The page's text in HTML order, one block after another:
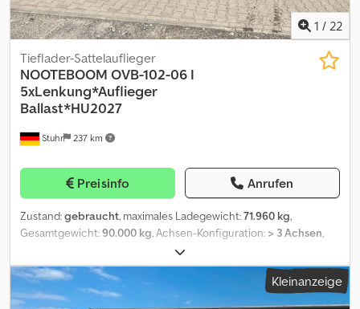
1 / 22
Stuhr 237 km
Tieflader-Sattelauflieger
NOOTEBOOM OVB-102-06 I
5xLenkung*Auflieger
Ballast*HU2027
Preisinfo Anrufen
Zustand:gebraucht, maximales Ladegewicht:71.960 kg,
Gesamtgewicht:90.000 kg, Achsen-Konfiguration: > 3 Achsen,
, Ausstattung:
Gesamtgewicht, technisch möglich 90.000 kg ? 5 Achsen gelenkt
? HU bis Mai 2027 ? Kabelbedienung ? Stützbeine Hydraulisch Alle
Angaben ohne Gewähr / Zwischenverkauf vorbehalten. Dsdpfxozr
Kleinanzeige